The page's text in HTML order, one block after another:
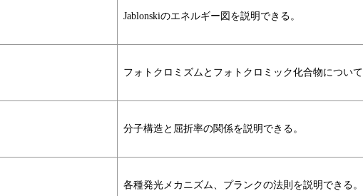
Jablonskiのエネルギー図を説明できる。
フォトクロミズムとフォトクロミック化合物について
分子構造と屈折率の関係を説明できる。
各種発光メカニズム、プランクの法則を説明できる。